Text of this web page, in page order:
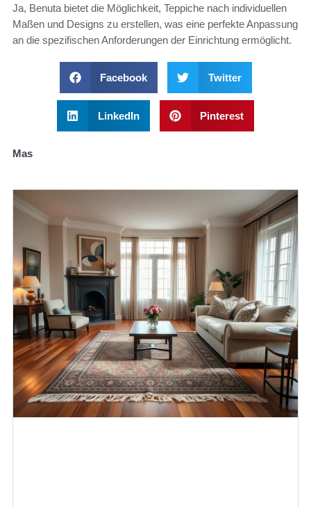
Ja, Benuta bietet die Möglichkeit, Teppiche nach individuellen
Maßen und Designs zu erstellen, was eine perfekte Anpassung
an die spezifischen Anforderungen der Einrichtung ermöglicht.
Facebook Twitter
LinkedIn Pinterest
Mas